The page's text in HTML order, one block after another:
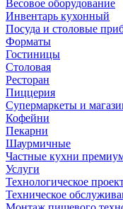
Весовое оборудование
Инвентарь кухонный
Посуда и столовые
Форматы
Гостиницы
Столовая
Ресторан
Пиццерия
Супермаркеты и
Кофейни
Пекарни
Шаурмичные
Частные кухни
Услуги
Технологическое
Техническое